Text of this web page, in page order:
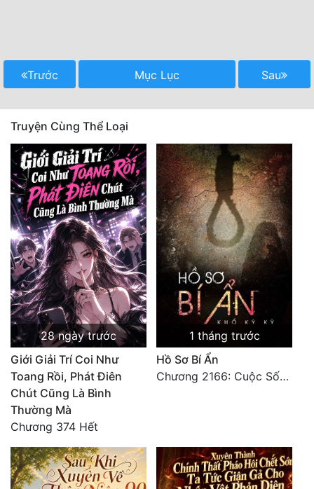
Trước Mục Lục Sau
Truyện Cùng Thể Loại
28 ngày trước
Giới Giải Trí Coi Như
Toang Rồi, Phát Điên
Chút Cũng Là Bình
Thường Mà
Chương 374 Hết
1 tháng trước
Hồ Sơ Bí Ẩn
Chương 2166: Cuộc Sống (Hoàn)